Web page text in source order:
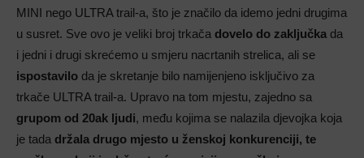
MINI nego ULTRA trail-a, što je značilo da idemo jedni drugima
u susret. Sve ovo je veliki broj trkača dovelo do zaključka da
i jedni i drugi skrećemo u smjeru nacrtanih strelica, ali se
ispostavilo da je skretanje bilo namijenjeno isključivo za
trkače ULTRA trail-a. Upravo na tom mjestu, zajedno sa
grupom od 20ak ljudi, među kojima se nalazila djevojka koja
je tada držala drugo mjesto u ženskoj konkurenciji, te